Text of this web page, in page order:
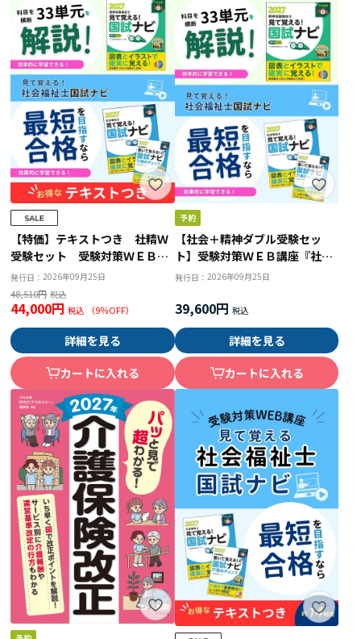
【特価】テキストつき 社精Ｗ
受験セット 受験対策ＷＥＢ講
座『社会福祉士＆精神保健福祉
士国試ナビ２０２７』
発行日：2026年09月25日
48,510円
44,000円 （9％OFF）
詳細を見る
カートに入れる
【社会＋精神ダブル受験セッ
ト】受験対策ＷＥＢ講座『社会
福祉士国試ナビ２０２７』＆
門科目］２０２７』
発行日： 2026年09月25日
39,600円
詳細を見る
カートに入れる